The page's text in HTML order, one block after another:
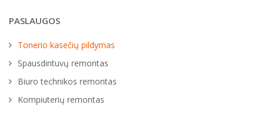
PASLAUGOS
Tonerio kasečių pildymas
Spausdintuvų remontas
Biuro technikos remontas
Kompiuterių remontas